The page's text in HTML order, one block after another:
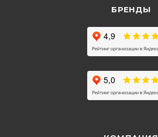
БРЕНДЫ